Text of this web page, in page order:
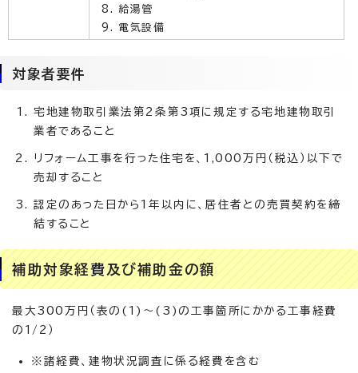
給湯管
電気設備
対象者要件
宅地建物取引業法第2条第3項に規定する宅地建物取引
業者であること
リフォーム工事を行った住宅を、1,000万円（税込）以下で
売却すること
認定のあった日から1年以内に、居住者との売買契約を締
結すること
補助対象経費及び補助金の額
最大300万円（表の(1)～(3)の工事箇所にかかる工事経費
の1/2）
※諸経費、建物状況調査に係る経費を含む